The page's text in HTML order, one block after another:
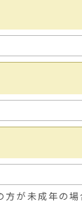
が未成年の場